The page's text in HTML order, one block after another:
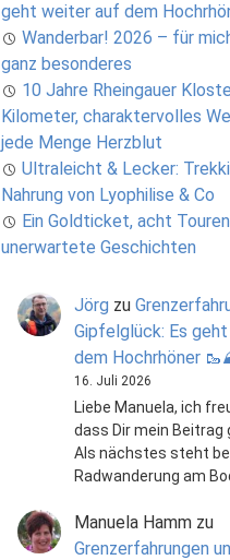
geht weiter auf dem
Wanderbar! 2026 – für
ganz besonderes
10 Jahre Rheingauer
Kilometer, charaktervolles
jede Menge Herzblut
Ultraleicht & Lecker:
Nahrung von Lyophilise & Co
Ein Goldticket, acht
unerwartete Geschichten
Jörg zu
Gipfelglück: Es
dem Hochrhöner
16. Juli 2026
Liebe Manuela, ich
dass Dir mein Beitrag
Als nächstes steht
Radwanderung am
Manuela Hammzu
Grenzerfahrungen